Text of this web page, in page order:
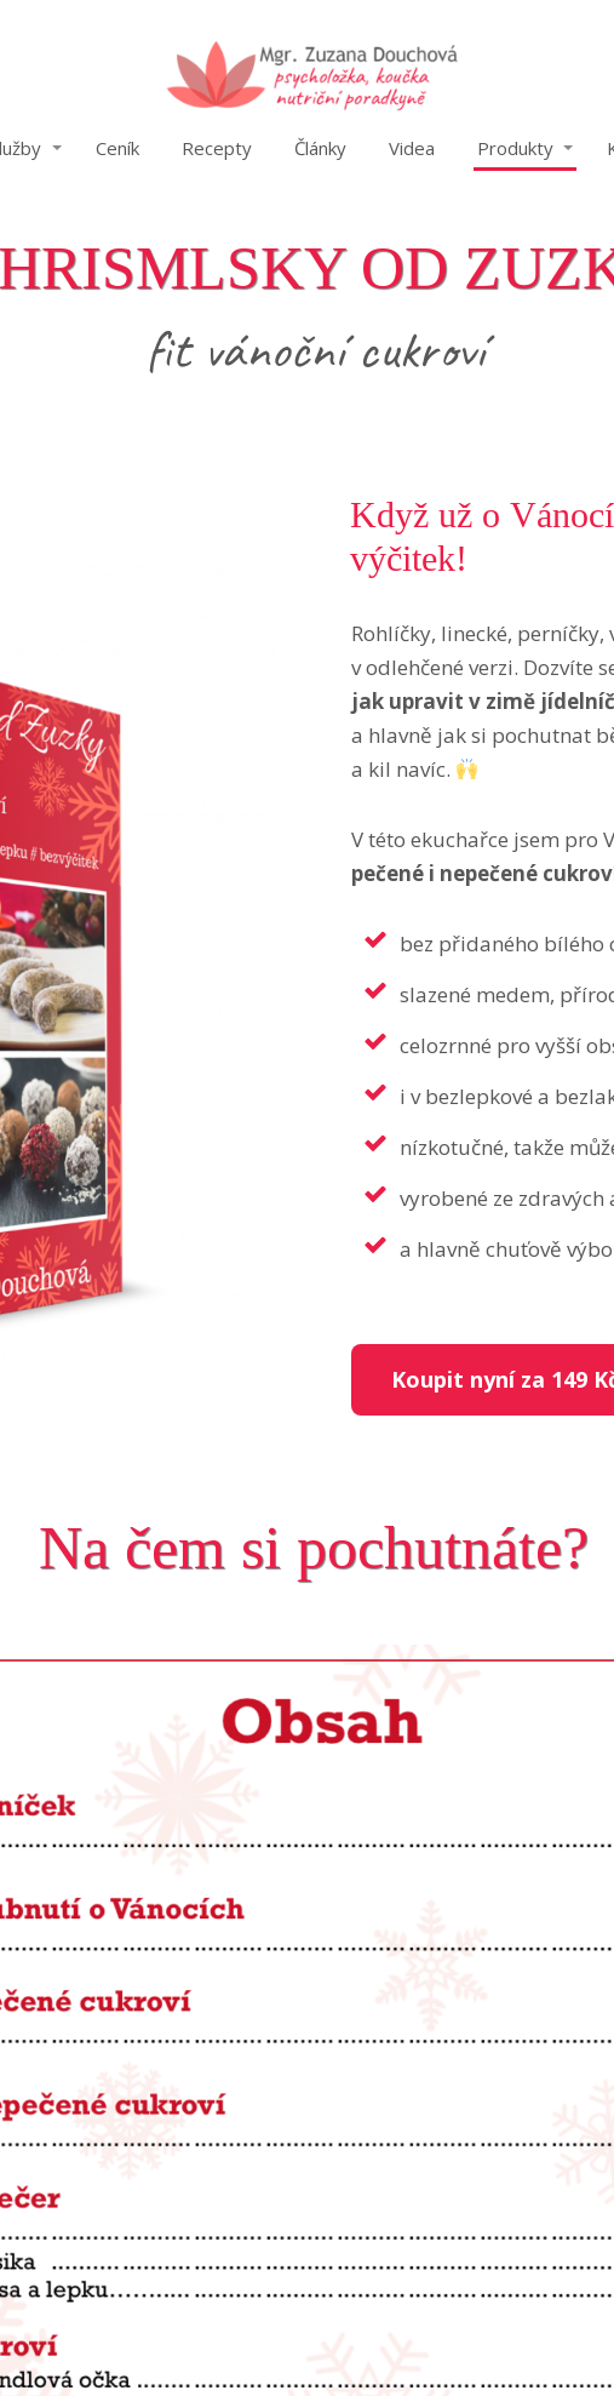
Ceník Recepty Články Videa Produkty
OD
fit vánoční cukroví
Když už o
výčitek!
Rohlíčky, linecké,
v odlehčené verzi. Dozvíte
jak upravit v zimě
a hlavně jak si pochutnat
a kil navíc.
V této ekuchařce jsem pro
pečené i nepečené
bez přidaného
slazené medem,
celozrnné pro vyšší
i v bezlepkové a
nízkotučné, takže
vyrobené ze
a hlavně chuťově
Koupit nyní za 149
Na čem si pochutnáte?